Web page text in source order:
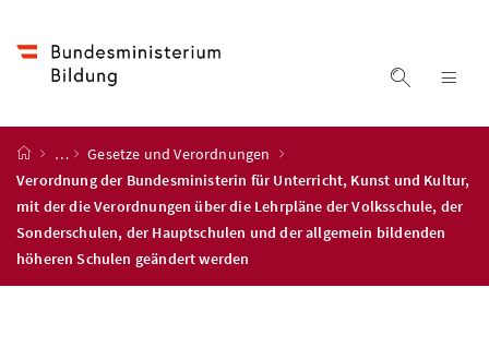
Suche
Startseite
…
Gesetze und Verordnungen
Verordnung der Bundesministerin für Unterricht, Kunst und Kultur,
mit der die Verordnungen über die Lehrpläne der Volksschule, der
Sonderschulen, der Hauptschulen und der allgemein bildenden
höheren Schulen geändert werden